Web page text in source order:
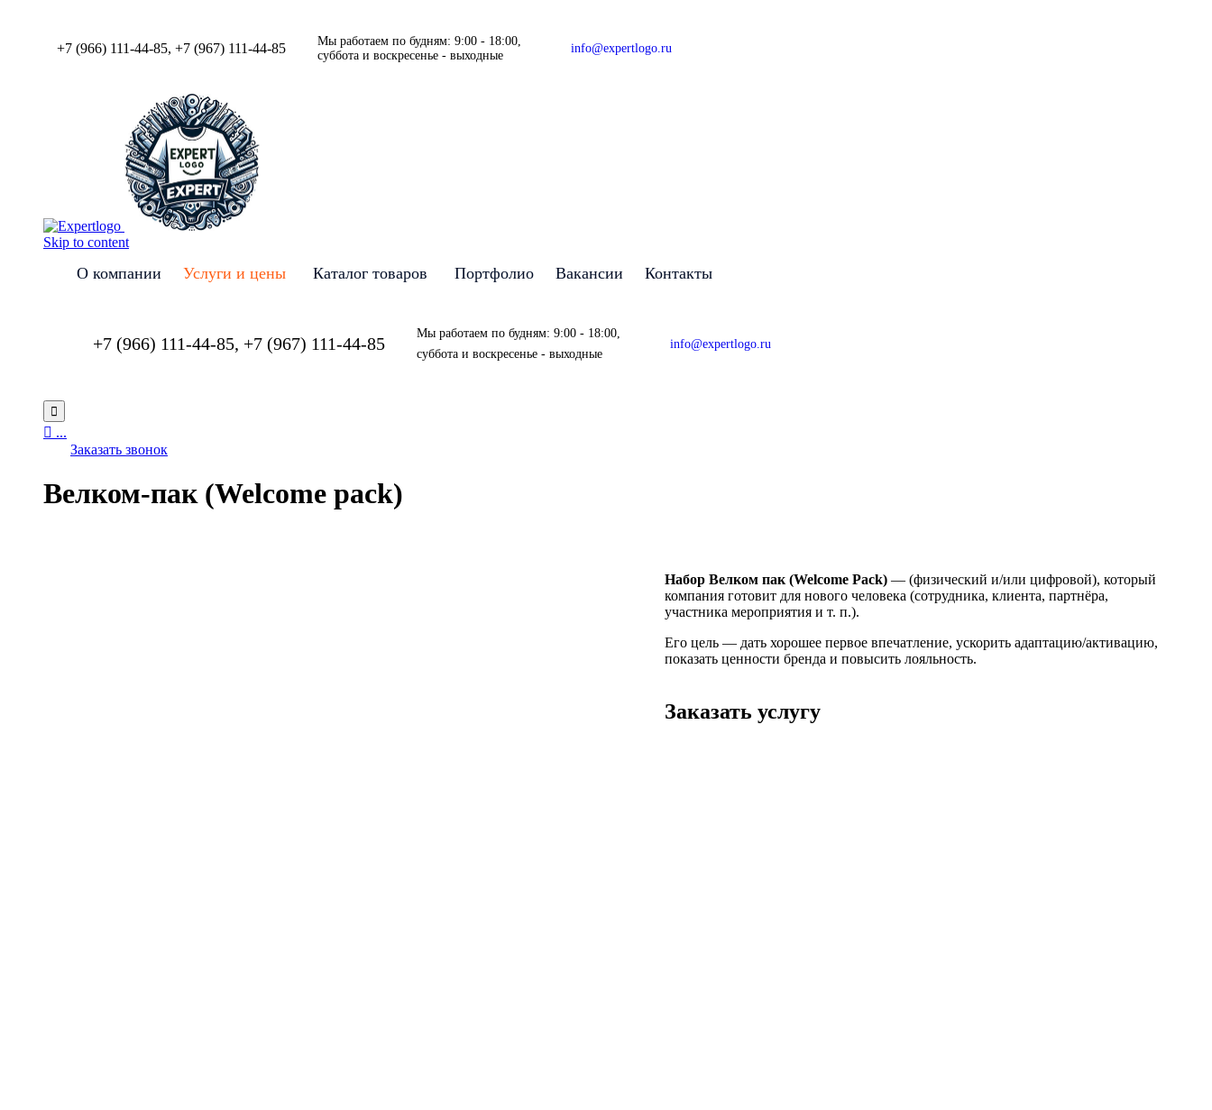
+7 (966) 111-44-85, +7 (967) 111-44-85
Мы работаем по будням: 9:00 - 18:00,
суббота и воскресенье - выходные
info@expertlogo.ru
Skip to content
О компании Услуги и цены Каталог товаров Портфолио Вакансии Контакты
+7 (966) 111-44-85, +7 (967) 111-44-85
Мы работаем по будням: 9:00 - 18:00,
суббота и воскресенье - выходные
info@expertlogo.ru

 ...
Заказать звонок
Велком-пак (Welcome pack)
Набор Велком пак (Welcome Pack) — (физический и/или цифровой), который
компания готовит для нового человека (сотрудника, клиента, партнёра,
участника мероприятия и т. п.).
Его цель — дать хорошее первое впечатление, ускорить адаптацию/активацию,
показать ценности бренда и повысить лояльность.
Заказать услугу